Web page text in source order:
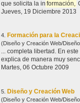
que solicita la in formación,
Jueves, 19 Diciembre 2013
4. Formación para la
(Diseño y Creación Web/
... completa
explica de manera muy
Martes, 06 Octubre 2009
5. Diseño y Creación Web
(Diseño y Creación Web/